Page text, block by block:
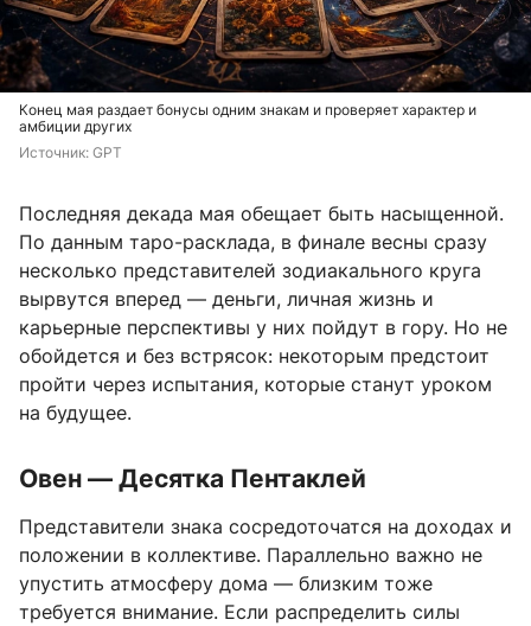
Конец мая раздает бонусы одним знакам и проверяет характер и
амбиции других
Источник: GPT
Последняя декада мая обещает быть насыщенной.
По данным таро-расклада, в финале весны сразу
несколько представителей зодиакального круга
вырвутся вперед — деньги, личная жизнь и
карьерные перспективы у них пойдут в гору. Но не
обойдется и без встрясок: некоторым предстоит
пройти через испытания, которые станут уроком
на будущее.
Овен — Десятка Пентаклей
Представители знака сосредоточатся на доходах и
положении в коллективе. Параллельно важно не
упустить атмосферу дома — близким тоже
требуется внимание. Если распределить силы